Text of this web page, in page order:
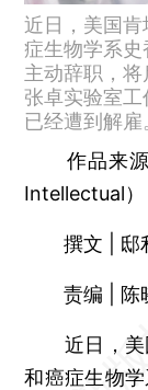
近日，美国
症生物学系
主动辞职，
张卓实验室
已经遭到解
作品来源
Intellectual）
撰文 | 邸
责编 | 陈
近日，美
和癌症生物